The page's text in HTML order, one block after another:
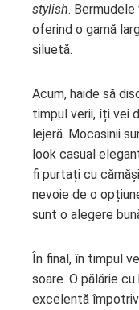
stylish.
oferind o gamă
siluetă.
Acum, haide să
timpul verii, îți vei
lejeră. Mocasinii
look casual
fi purtați cu
nevoie de o
sunt o alegere
În final, în timpul
soare. O pălărie
excelentă